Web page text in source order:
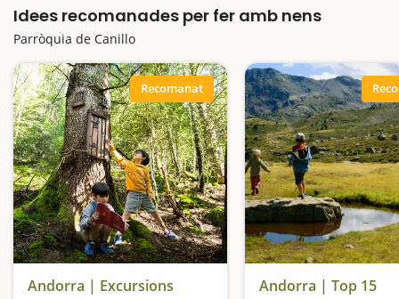
Idees recomanades per fer amb nens
Parròquia de Canillo
Recomanat
Andorra | Excursions
Andorra | Top 15